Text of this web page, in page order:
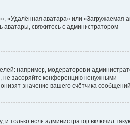
«Удалённая аватара» или «Загружаемая
аватары, свяжитесь с администратором
например, модераторов и
не засоряйте конференцию ненужными
значение вашего счётчика
и только если администратор включил